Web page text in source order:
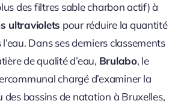
des filtres sable charbon actif) à
ultraviolets pour réduire la quantité
Dans ses derniers classements
de qualité d’eau, Brulabo, le
chargé d’examiner la
des bassins de natation à Bruxelles,